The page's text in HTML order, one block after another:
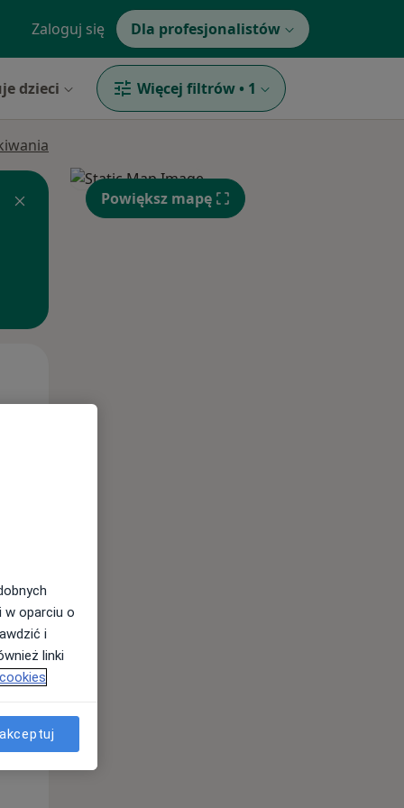
Zaloguj się Dla profesjonalistów
dzieci Więcej filtrów • 1
Pon,
10 Sie
Powiększ mapę
w oparciu o
i
linki